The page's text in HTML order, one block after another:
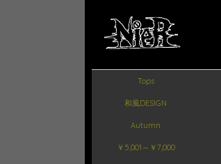
Tops
和風DESIGN
Autumn
￥5,001～￥7,000